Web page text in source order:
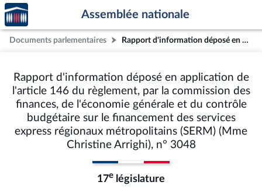
Aller au contenu
Aller en bas de la page
Accèder
à la
page
d'accueil
Assemblée nationale
Documents parlementaires Rapport d'information déposé en application de l'article 146 du règlement, par la commission des finances, de l'économie générale et du contrôle budgétaire sur le financement des services express régionaux métropolitains (SERM) (Mme Christine Arrighi), n° 3048
Rapport d'information déposé en application de
l'article 146 du règlement, par la commission des
finances, de l'économie générale et du contrôle
budgétaire sur le financement des services
express régionaux métropolitains (SERM) (Mme
Christine Arrighi), n° 3048
17e législature